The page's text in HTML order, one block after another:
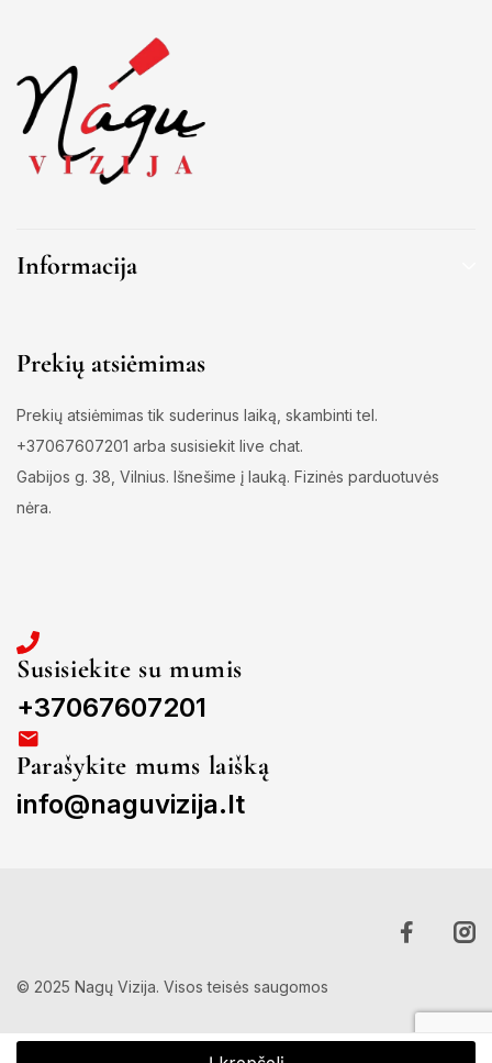
Informacija
Prekių atsiėmimas
Prekių atsiėmimas tik suderinus laiką, skambinti tel.
+37067607201 arba susisiekit live chat.
Gabijos g. 38, Vilnius. Išnešime į lauką. Fizinės parduotuvės
nėra.
Susisiekite su mumis
+37067607201
Parašykite mums laišką
info@naguvizija.lt
© 2025 Nagų Vizija. Visos teisės saugomos